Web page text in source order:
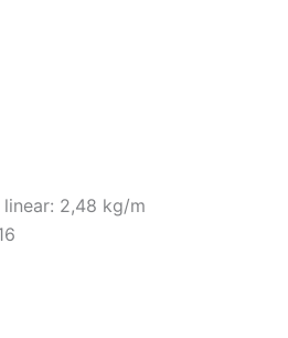
2,48 kg/m